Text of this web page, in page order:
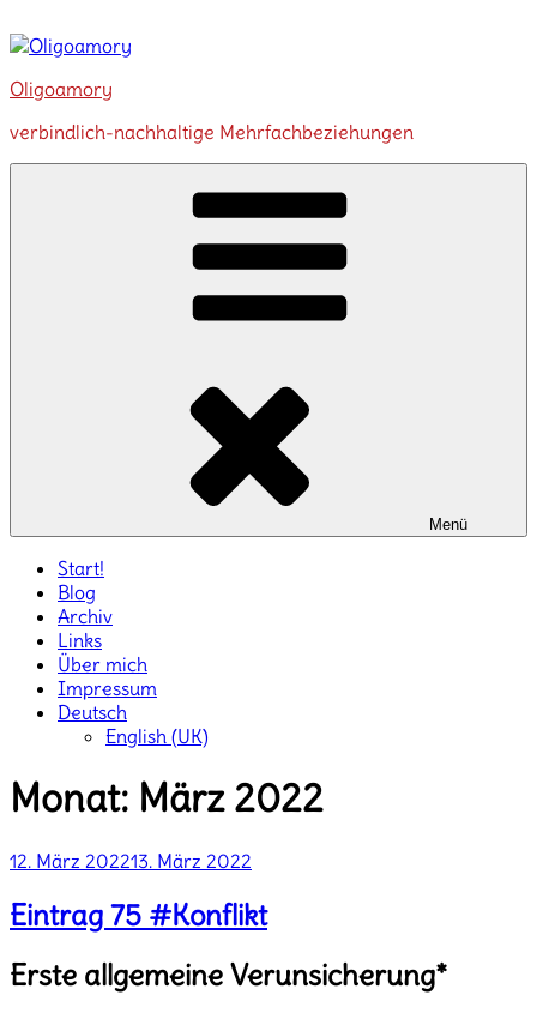
Inhalt
Oligoamory
verbindlich-nachhaltige Mehrfachbeziehungen
Menü
Start!
Blog
Archiv
Links
Über mich
Impressum
Deutsch
English (UK)
Monat: März 2022
Veröffentlicht
12. März 202213. März 2022
Eintrag 75 #Konflikt
Erste allgemeine Verunsicherung*